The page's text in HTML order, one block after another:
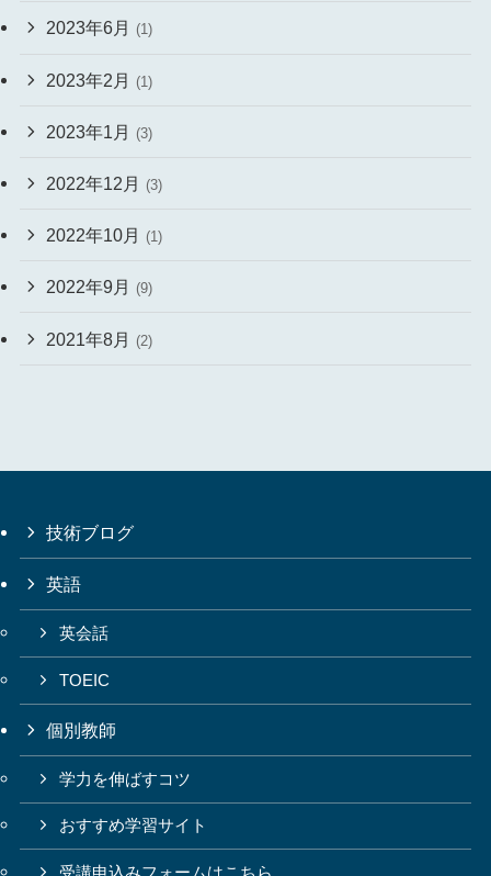
2023年6月 (1)
2023年2月 (1)
2023年1月 (3)
2022年12月 (3)
2022年10月 (1)
2022年9月 (9)
2021年8月 (2)
技術ブログ
英語
英会話
TOEIC
個別教師
学力を伸ばすコツ
おすすめ学習サイト